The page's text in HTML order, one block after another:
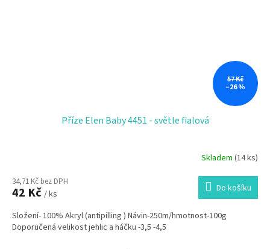
57 Kč
–26 %
Příze Elen Baby 4451 - světle fialová
Skladem (14 ks)
34,71 Kč bez DPH
42 Kč / ks Do košíku
Složení- 100% Akryl (antipilling ) Návin-250m/hmotnost-100g
Doporučená velikost jehlic a háčku -3,5 -4,5